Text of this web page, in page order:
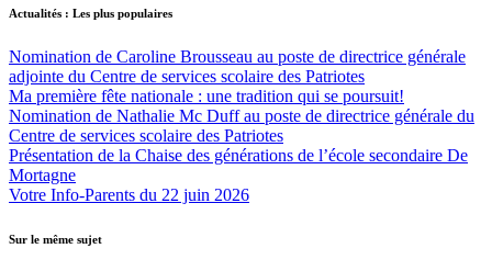
Actualités : Les plus populaires
Nomination de Caroline Brousseau au poste de directrice générale
adjointe du Centre de services scolaire des Patriotes
Ma première fête nationale : une tradition qui se poursuit!
Nomination de Nathalie Mc Duff au poste de directrice générale du
Centre de services scolaire des Patriotes
Présentation de la Chaise des générations de l’école secondaire De
Mortagne
Votre Info-Parents du 22 juin 2026
Sur le même sujet